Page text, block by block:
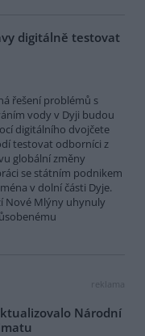
digitálně testovat
řešení problémů s
vody v Dyji budou
digitálního dvojčete
testovat odborníci z
globální změny
se státním podnikem
v dolní části Dyje.
Nové Mlýny uhynuly
reklama
Národní